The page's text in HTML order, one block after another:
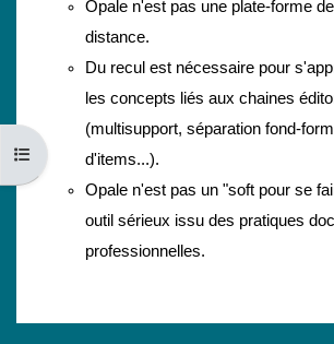
Ouvrir l’index du cours
Opale n'est pas une plate-forme
distance.
Du recul est nécessaire pour
les concepts liés aux chaines
(multisupport, séparation fond-
d'items...).
Opale n'est pas un "soft pour se
outil sérieux issu des pratiques
professionnelles.